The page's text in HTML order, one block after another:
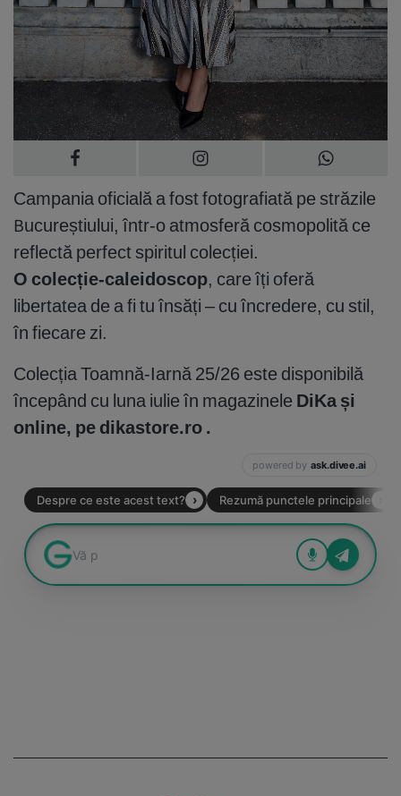
Campania oficială a fost fotografiată pe străzile
Bucureștiului, într-o atmosferă cosmopolită ce
reflectă perfect spiritul colecției.
O colecție-caleidoscop, care îți oferă
libertatea de a fi tu însăți – cu încredere, cu stil,
în fiecare zi.
Colecția Toamnă-Iarnă 25/26 este disponibilă
începând cu luna iulie în magazinele DiKa și
online, pe dikastore.ro .